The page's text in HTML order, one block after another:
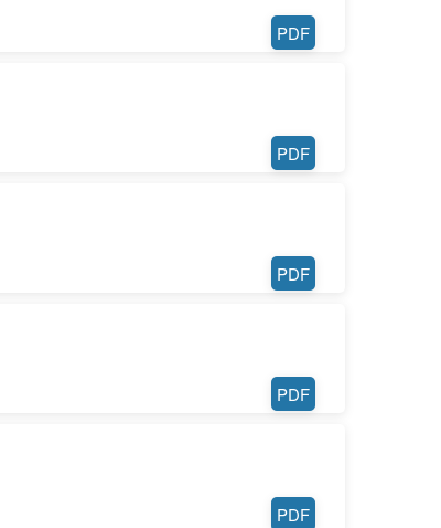
PDF
PDF
PDF
PDF
PDF